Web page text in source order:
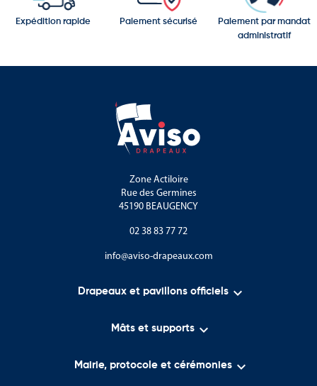
Expédition rapide Paiement sécurisé
Paiement par mandat
administratif
Zone Actiloire
Rue des Germines
45190 BEAUGENCY
02 38 83 77 72
info@aviso-drapeaux.com
Drapeaux et pavillons officiels 
Mâts et supports 
Mairie, protocole et cérémonies 